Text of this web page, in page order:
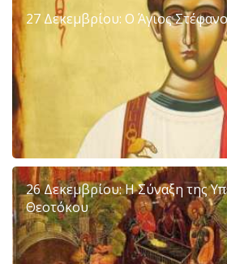
27 Δεκεμβρίου: Ο Άγιος
26 Δεκεμβρίου: Η Σύναξη της
Θεοτόκου